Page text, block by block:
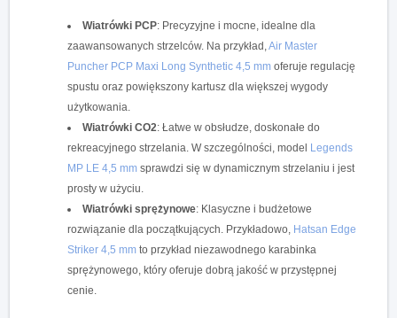
Wiatrówki PCP: Precyzyjne i mocne, idealne dla
zaawansowanych strzelców. Na przykład,Air Master
Puncher PCP Maxi Long Synthetic 4,5 mm oferuje regulację
spustu oraz powiększony kartusz dla większej wygody
użytkowania.
Wiatrówki CO2: Łatwe w obsłudze, doskonałe do
rekreacyjnego strzelania. W szczególności, model Legends
MP LE 4,5 mm sprawdzi się w dynamicznym strzelaniu i jest
prosty w użyciu.
Wiatrówki sprężynowe: Klasyczne i budżetowe
rozwiązanie dla początkujących. Przykładowo, Hatsan Edge
Striker 4,5 mm to przykład niezawodnego karabinka
sprężynowego, który oferuje dobrą jakość w przystępnej
cenie.